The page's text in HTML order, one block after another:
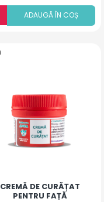
ADAUGÃ ÎN COȘ
CREMĂ DE CURĂȚAT
PENTRU FAȚĂ